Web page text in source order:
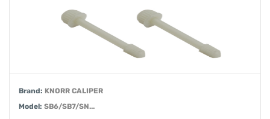
Brand: KNORR CALIPER
Model: SB6/SB7/SN...